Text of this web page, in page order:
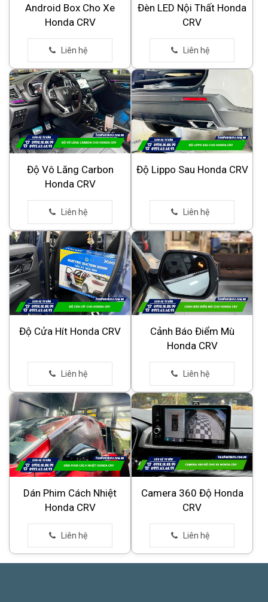
Android Box Cho Xe
Honda CRV
Đèn LED Nội Thất Honda
CRV
Độ Vô Lăng Carbon
Honda CRV
Độ Lippo Sau Honda CRV
Độ Cửa Hít Honda CRV
Cảnh Báo Điểm Mù
Honda CRV
Dán Phim Cách Nhiệt
Honda CRV
Camera 360 Độ Honda
CRV